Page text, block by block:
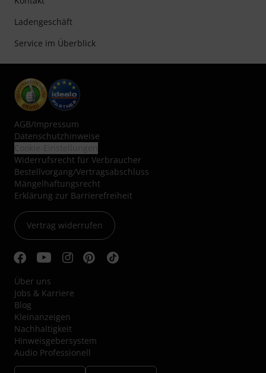
Ladengeschäft
Service im Überblick
AGB/Impressum
Datenschutzhinweise
Widerrufsrecht für Verbraucher
Bestellvorgang/Vertragsabschluss
Mängelhaftungsrecht
Erklärung zur Barrierefreiheit
Vertrag widerrufen
Über uns
Jobs & Karriere
Blog
Kleinanzeigen
Nachhaltigkeit
Hinweisgebersystem
Audio Professionell